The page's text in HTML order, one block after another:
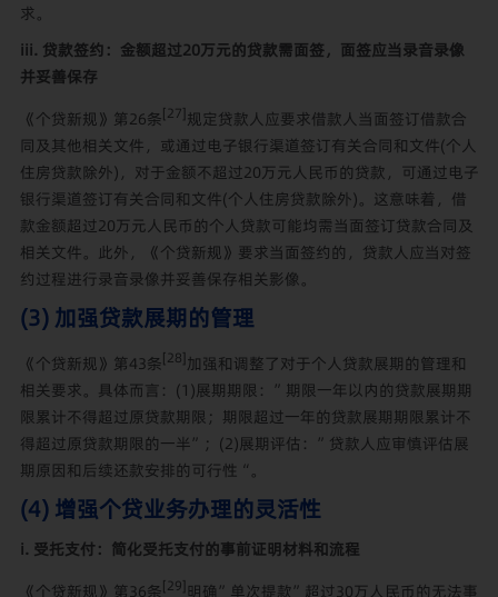
求。
iii. 贷款签约：金额超过20万元的贷款需面签，面签应当录音录像
并妥善保存
《个贷新规》第26条[27]规定贷款人应要求借款人当面签订借款合
同及其他相关文件，或通过电子银行渠道签订有关合同和文件(个人
住房贷款除外)，对于金额不超过20万元人民币的贷款，可通过电子
银行渠道签订有关合同和文件(个人住房贷款除外)。这意味着，借
款金额超过20万元人民币的个人贷款可能均需当面签订贷款合同及
相关文件。此外，《个贷新规》要求当面签约的，贷款人应当对签
约过程进行录音录像并妥善保存相关影像。
(3) 加强贷款展期的管理
《个贷新规》第43条[28]加强和调整了对于个人贷款展期的管理和
相关要求。具体而言：(1)展期期限：”期限一年以内的贷款展期期
限累计不得超过原贷款期限；期限超过一年的贷款展期期限累计不
得超过原贷款期限的一半”；(2)展期评估：”贷款人应审慎评估展
期原因和后续还款安排的可行性 “。
(4) 增强个贷业务办理的灵活性
i. 受托支付：简化受托支付的事前证明材料和流程
《个贷新规》第36条[29]明确”单次提款”超过30万人民币的无法事